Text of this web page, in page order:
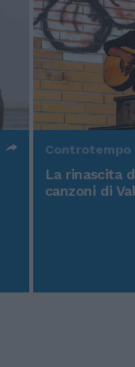
Controtempo
La rinascita
canzoni di